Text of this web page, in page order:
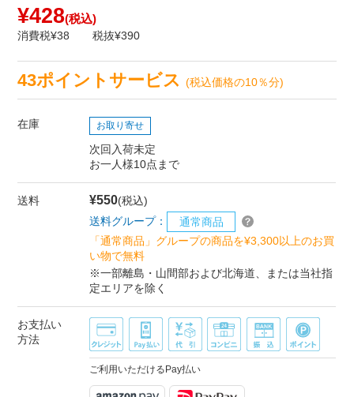
¥428(税込)
消費税¥38 税抜¥390
43ポイントサービス(税込価格の10％分)
在庫 お取り寄せ
次回入荷未定
お一人様10点まで
送料 ¥550(税込)
送料グループ：
通常商品
「通常商品」グループの商品を¥3,300以上のお買
い物で無料
※一部離島・山間部および北海道、または当社指
定エリアを除く
お支払い
方法
ご利用いただけるPay払い